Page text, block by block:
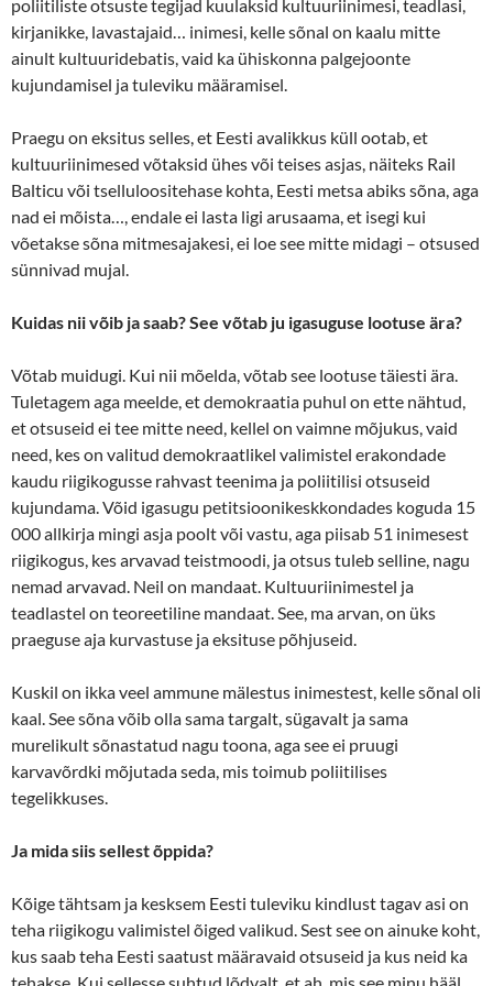
poliitiliste otsuste tegijad kuulaksid kultuuriinimesi, teadlasi,
kirjanikke, lavastajaid… inimesi, kelle sõnal on kaalu mitte
ainult kultuuridebatis, vaid ka ühiskonna palgejoonte
kujundamisel ja tuleviku määramisel.
Praegu on eksitus selles, et Eesti avalikkus küll ootab, et
kultuuriinimesed võtaksid ühes või teises asjas, näiteks Rail
Balticu või tselluloositehase kohta, Eesti metsa abiks sõna, aga
nad ei mõista…, endale ei lasta ligi arusaama, et isegi kui
võetakse sõna mitmesajakesi, ei loe see mitte midagi – otsused
sünnivad mujal.
Kuidas nii võib ja saab? See võtab ju igasuguse lootuse ära?
Võtab muidugi. Kui nii mõelda, võtab see lootuse täiesti ära.
Tuletagem aga meelde, et demokraatia puhul on ette nähtud,
et otsuseid ei tee mitte need, kellel on vaimne mõjukus, vaid
need, kes on valitud demokraatlikel valimistel erakondade
kaudu riigikogusse rahvast teenima ja poliitilisi otsuseid
kujundama. Võid igasugu petitsioonikeskkondades koguda 15
000 allkirja mingi asja poolt või vastu, aga piisab 51 inimesest
riigikogus, kes arvavad teistmoodi, ja otsus tuleb selline, nagu
nemad arvavad. Neil on mandaat. Kultuuriinimestel ja
teadlastel on teoreetiline mandaat. See, ma arvan, on üks
praeguse aja kurvastuse ja eksituse põhjuseid.
Kuskil on ikka veel ammune mälestus inimestest, kelle sõnal oli
kaal. See sõna võib olla sama targalt, sügavalt ja sama
murelikult sõnastatud nagu toona, aga see ei pruugi
karvavõrdki mõjutada seda, mis toimub poliitilises
tegelikkuses.
Ja mida siis sellest õppida?
Kõige tähtsam ja kesksem Eesti tuleviku kindlust tagav asi on
teha riigikogu valimistel õiged valikud. Sest see on ainuke koht,
kus saab teha Eesti saatust määravaid otsuseid ja kus neid ka
tehakse. Kui sellesse suhtud lõdvalt, et ah, mis see minu hääl